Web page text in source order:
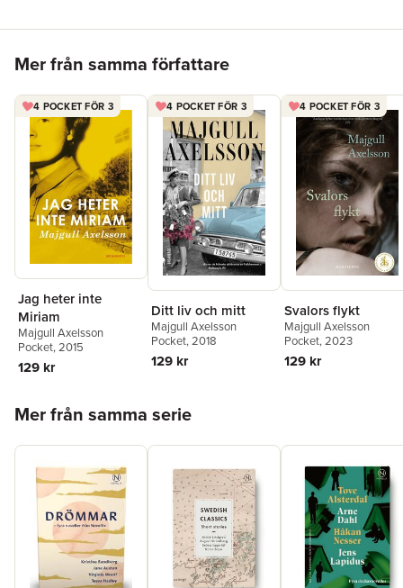
Mer från samma författare
4 POCKET FÖR 3
Jag heter inte
Miriam
Majgull Axelsson
Pocket, 2015
129 kr
4 POCKET FÖR 3
Ditt liv och mitt
Majgull Axelsson
Pocket, 2018
129 kr
4 POCKET FÖR 3
Svalors flykt
Majgull Axelsson
Pocket, 2023
129 kr
Mer från samma serie